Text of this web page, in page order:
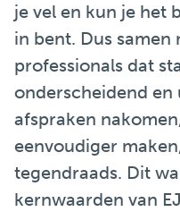
je vel en kun je het
in bent. Dus
professionals dat
onderscheidend en
afspraken
eenvoudiger
tegendraads. Dit
kernwaarden van